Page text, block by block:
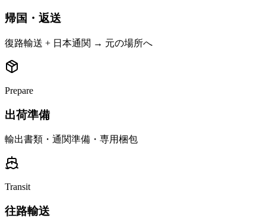
帰国・返送
復路輸送 + 日本通関 → 元の場所へ
Prepare
出荷準備
輸出書類・通関準備・専用梱包
Transit
往路輸送